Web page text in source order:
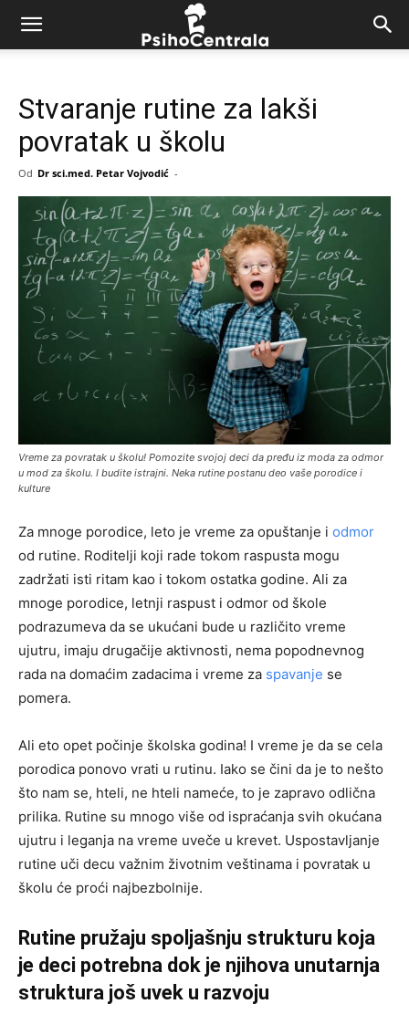
Stvaranje rutine za lakši
povratak u školu
Od Dr sci.med. Petar Vojvodić -
Vreme za povratak u školu! Pomozite svojoj deci da pređu iz moda za odmor
u mod za školu. I budite istrajni. Neka rutine postanu deo vaše porodice i
kulture
Za mnoge porodice, leto je vreme za opuštanje i odmor
od rutine. Roditelji koji rade tokom raspusta mogu
zadržati isti ritam kao i tokom ostatka godine. Ali za
mnoge porodice, letnji raspust i odmor od škole
podrazumeva da se ukućani bude u različito vreme
ujutru, imaju drugačije aktivnosti, nema popodnevnog
rada na domaćim zadacima i vreme za spavanje se
pomera.
Ali eto opet počinje školska godina! I vreme je da se cela
porodica ponovo vrati u rutinu. Iako se čini da je to nešto
što nam se, hteli, ne hteli nameće, to je zapravo odlična
prilika. Rutine su mnogo više od ispraćanja svih okućana
ujutru i leganja na vreme uveče u krevet. Uspostavljanje
rutine uči decu važnim životnim veštinama i povratak u
školu će proći najbezbolnije.
Rutine pružaju spoljašnju strukturu koja
je deci potrebna dok je njihova unutarnja
struktura još uvek u razvoju